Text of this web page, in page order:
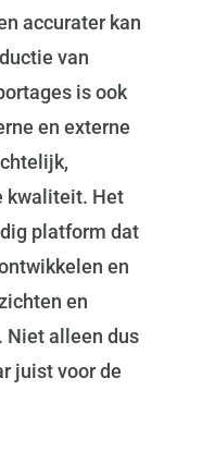
accurater kan
van
is ook
en externe
kwaliteit. Het
platform dat
en
en
Niet alleen dus
juist voor de